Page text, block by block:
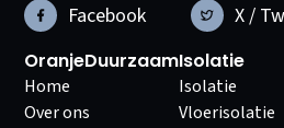
Facebook
X /
OranjeDuurzaam
Home
Over ons
Isolatie
Isolatie
Vloerisolatie